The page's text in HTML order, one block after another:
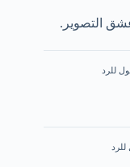
التصوير.
للرد